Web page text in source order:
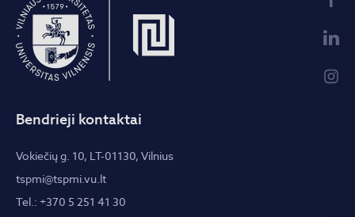
Bendrieji kontaktai
Vokiečių g. 10, LT-01130, Vilnius
tspmi@tspmi.vu.lt
Tel.: +370 5 251 41 30